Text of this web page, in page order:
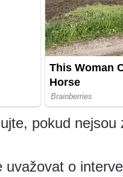
pokud nejsou
o